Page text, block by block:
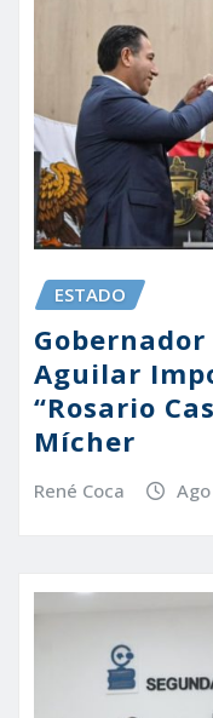
ESTADO
Aguilar
“Rosario
Mícher
René Coca